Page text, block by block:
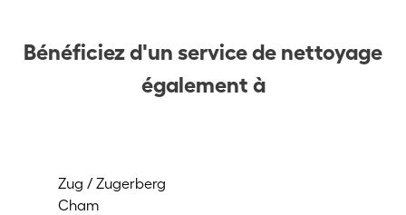
Bénéficiez d'un service de nettoyage
également à
Zug / Zugerberg
Cham